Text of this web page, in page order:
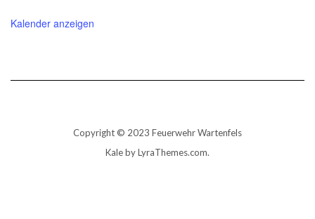
Kalender anzeigen
Copyright © 2023 Feuerwehr Wartenfels
Kaleby LyraThemes.com.